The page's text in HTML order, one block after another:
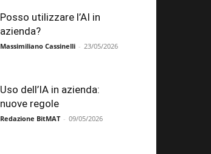
Posso utilizzare l’AI in
azienda?
Massimiliano Cassinelli - 23/05/2026
Uso dell’IA in azienda:
nuove regole
Redazione BitMAT - 09/05/2026